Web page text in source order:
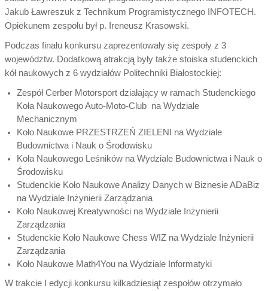
Jakub Ławreszuk z Technikum Programistycznego INFOTECH.
Opiekunem zespołu był p. Ireneusz Krasowski.
Podczas finału konkursu zaprezentowały się zespoły z 3
województw. Dodatkową atrakcją były także stoiska studenckich
kół naukowych z 6 wydziałów Politechniki Białostockiej:
Zespół Cerber Motorsport działający w ramach Studenckiego
Koła Naukowego Auto-Moto-Club na Wydziale
Mechanicznym
Koło Naukowe PRZESTRZEŃ ZIELENI na Wydziale
Budownictwa i Nauk o Środowisku
Koła Naukowego Leśników na Wydziale Budownictwa i Nauk o
Środowisku
Studenckie Koło Naukowe Analizy Danych w Biznesie ADaBiz
na Wydziale Inżynierii Zarządzania
Koło Naukowej Kreatywności na Wydziale Inżynierii
Zarządzania
Studenckie Koło Naukowe Chess WIZ na Wydziale Inżynierii
Zarządzania
Koło Naukowe Math4You na Wydziale Informatyki
W trakcie I edycji konkursu kilkadziesiąt zespołów otrzymało